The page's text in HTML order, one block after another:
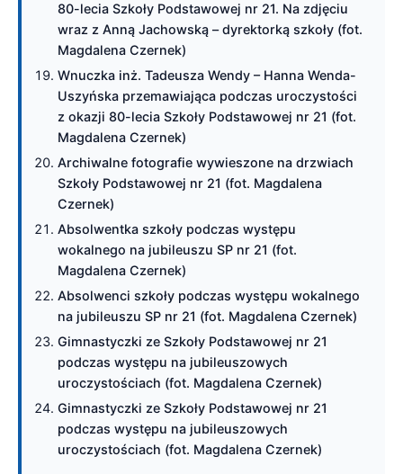
80-lecia Szkoły Podstawowej nr 21. Na zdjęciu
wraz z Anną Jachowską – dyrektorką szkoły (fot.
Magdalena Czernek)
Wnuczka inż. Tadeusza Wendy – Hanna Wenda-
Uszyńska przemawiająca podczas uroczystości
z okazji 80-lecia Szkoły Podstawowej nr 21 (fot.
Magdalena Czernek)
Archiwalne fotografie wywieszone na drzwiach
Szkoły Podstawowej nr 21 (fot. Magdalena
Czernek)
Absolwentka szkoły podczas występu
wokalnego na jubileuszu SP nr 21 (fot.
Magdalena Czernek)
Absolwenci szkoły podczas występu wokalnego
na jubileuszu SP nr 21 (fot. Magdalena Czernek)
Gimnastyczki ze Szkoły Podstawowej nr 21
podczas występu na jubileuszowych
uroczystościach (fot. Magdalena Czernek)
Gimnastyczki ze Szkoły Podstawowej nr 21
podczas występu na jubileuszowych
uroczystościach (fot. Magdalena Czernek)